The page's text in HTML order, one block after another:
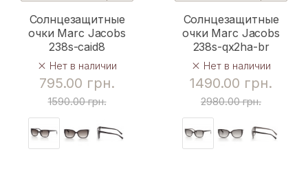
Солнцезащитные
очки Marc Jacobs
238s-caid8
Нет в наличии
795.00 грн.
1590.00 грн.
Солнцезащитные
очки Marc Jacobs
238s-qx2ha-br
Нет в наличии
1490.00 грн.
2980.00 грн.